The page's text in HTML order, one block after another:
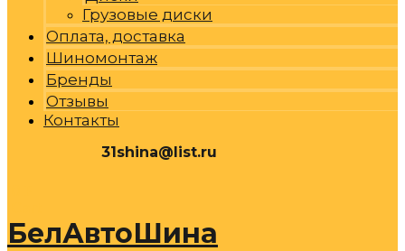
Грузовые диски
Оплата, доставка
Шиномонтаж
Бренды
Отзывы
Контакты
31shina@list.ru
БелАвтоШина